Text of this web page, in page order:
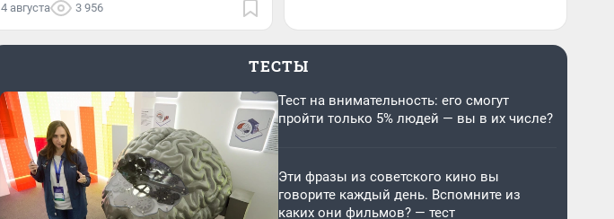
4 августа 3 956
ТЕСТЫ
Тест на внимательность: его смогут
пройти только 5% людей — вы в их числе?
Эти фразы из советского кино вы
говорите каждый день. Вспомните из
каких они фильмов? — тест